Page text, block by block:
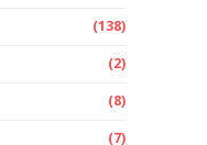
(138)
(2)
(8)
(7)